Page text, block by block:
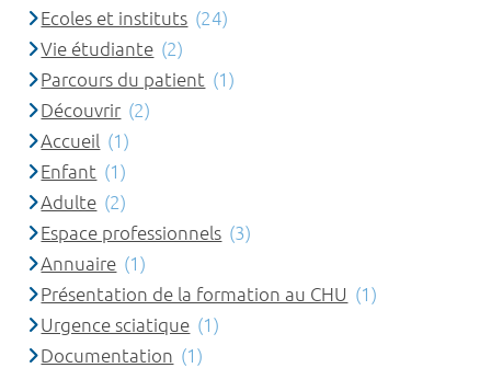
Ecoles et instituts (24)
Vie étudiante (2)
Parcours du patient (1)
Découvrir (2)
Accueil (1)
Enfant (1)
Adulte (2)
Espace professionnels (3)
Annuaire (1)
Présentation de la formation au CHU (1)
Urgence sciatique (1)
Documentation (1)